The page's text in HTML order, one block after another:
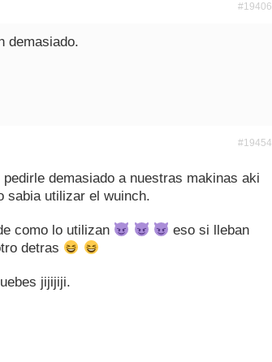
#19406
demasiado.
#19454
demasiado a nuestras makinas aki
sabia utilizar el wuinch.
como lo utilizan
eso si lleban
detras
jijijiji.